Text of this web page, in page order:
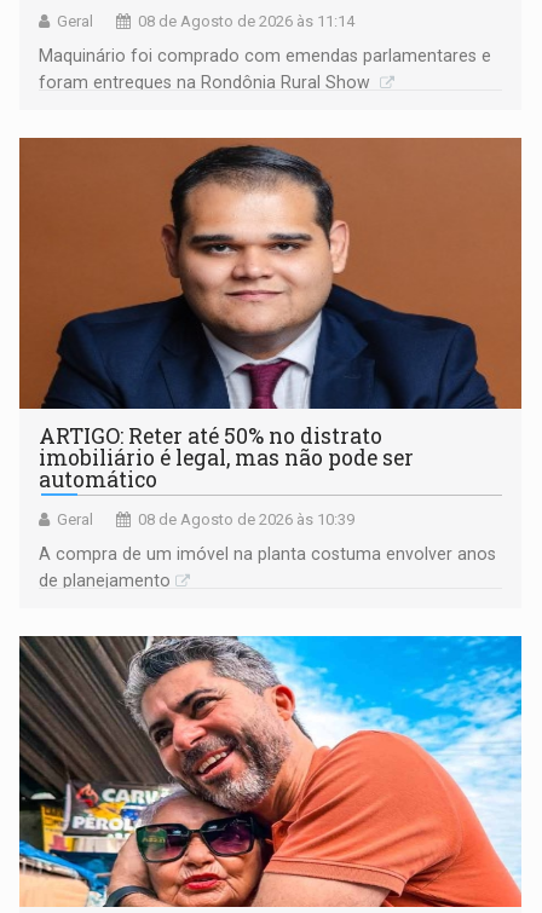
Geral 08 de Agosto de 2026 às 11:14
Maquinário foi comprado com emendas parlamentares e
foram entregues na Rondônia Rural Show
ARTIGO: Reter até 50% no distrato
imobiliário é legal, mas não pode ser
automático
Geral 08 de Agosto de 2026 às 10:39
A compra de um imóvel na planta costuma envolver anos
de planejamento